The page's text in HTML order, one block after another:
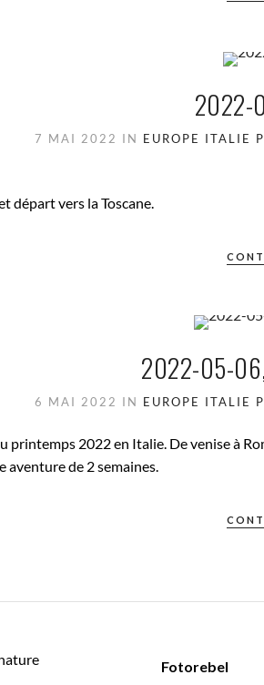
2022-
7 MAI 2022 IN EUROPE ITALIE
départ vers la Toscane.
2022-05-06,
6 MAI 2022 IN EUROPE ITALIE
printemps 2022 en Italie. De venise à
aventure de 2 semaines.
Fotorebel